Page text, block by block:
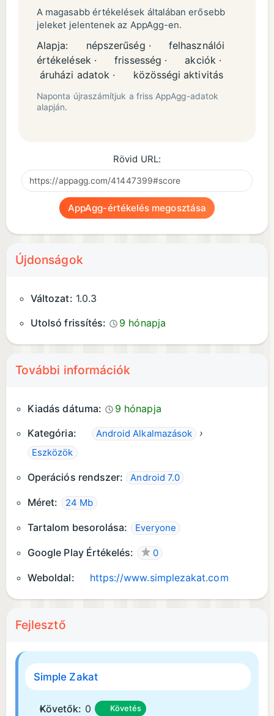
A magasabb értékelések általában erősebb
jeleket jelentenek az AppAgg-en.
Alapja: népszerűség ·
felhasználói
értékelések ·
frissesség ·
akciók ·
áruházi adatok ·
közösségi aktivitás
Naponta újraszámítjuk a friss AppAgg-adatok
alapján.
Rövid URL:
AppAgg-értékelés megosztása
Újdonságok
Változat: 1.0.3
Utolsó frissítés:
9 hónapja
További információk
Kiadás dátuma:
9 hónapja
Kategória:
Android Alkalmazások ›
Eszközök
Operációs rendszer: Android 7.0
Méret: 24 Mb
Tartalom besorolása: Everyone
Google Play Értékelés: 0
Weboldal: https://www.simplezakat.com
Fejlesztő
Simple Zakat
Követők: 0 Követés